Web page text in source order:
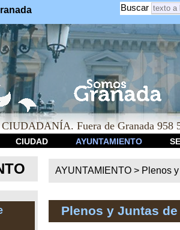
Buscar
Fuera de Granada 958
CIUDAD AYUNTAMIENTO
AYUNTAMIENTO > Plenos
Plenos y Juntas